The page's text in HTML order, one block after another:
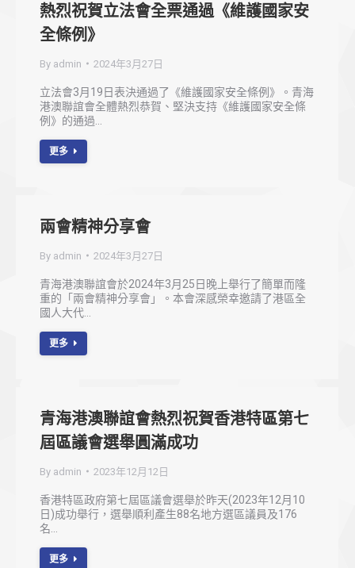
熱烈祝賀立法會全票通過《維護國家安
全條例》
By admin 2024年3月27日
立法會3月19日表決通過了《維護國家安全條例》。青海
港澳聯誼會全體熱烈恭賀、堅決支持《維護國家安全條
例》的通過…
更多
兩會精神分享會
By admin 2024年3月27日
青海港澳聯誼會於2024年3月25日晚上舉行了簡單而隆
重的「兩會精神分享會」。本會深感榮幸邀請了港區全
國人大代…
更多
青海港澳聯誼會熱烈祝賀香港特區第七
屆區議會選舉圓滿成功
By admin 2023年12月12日
香港特區政府第七屆區議會選舉於昨天(2023年12月10
日)成功舉行，選舉順利產生88名地方選區議員及176
名…
更多